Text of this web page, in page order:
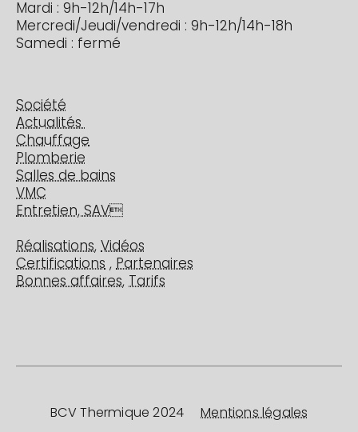
Mardi : 9h-12h/14h-17h
Mercredi/Jeudi/vendredi : 9h-12h/14h-18h
Samedi : fermé
Société
Actualités
Chauffage
Plomberie
Salles de bains
VMC
Entretien, SAV
Réalisations, Vidéos
Certifications , Partenaires
Bonnes affaires, Tarifs
BCV Thermique 2024 Mentions légales